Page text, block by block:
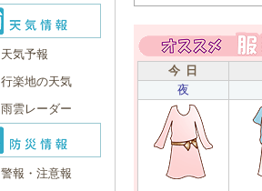
天気予報
行楽地の天気
雨雲レーダー
警報・注意報
今 日
夜